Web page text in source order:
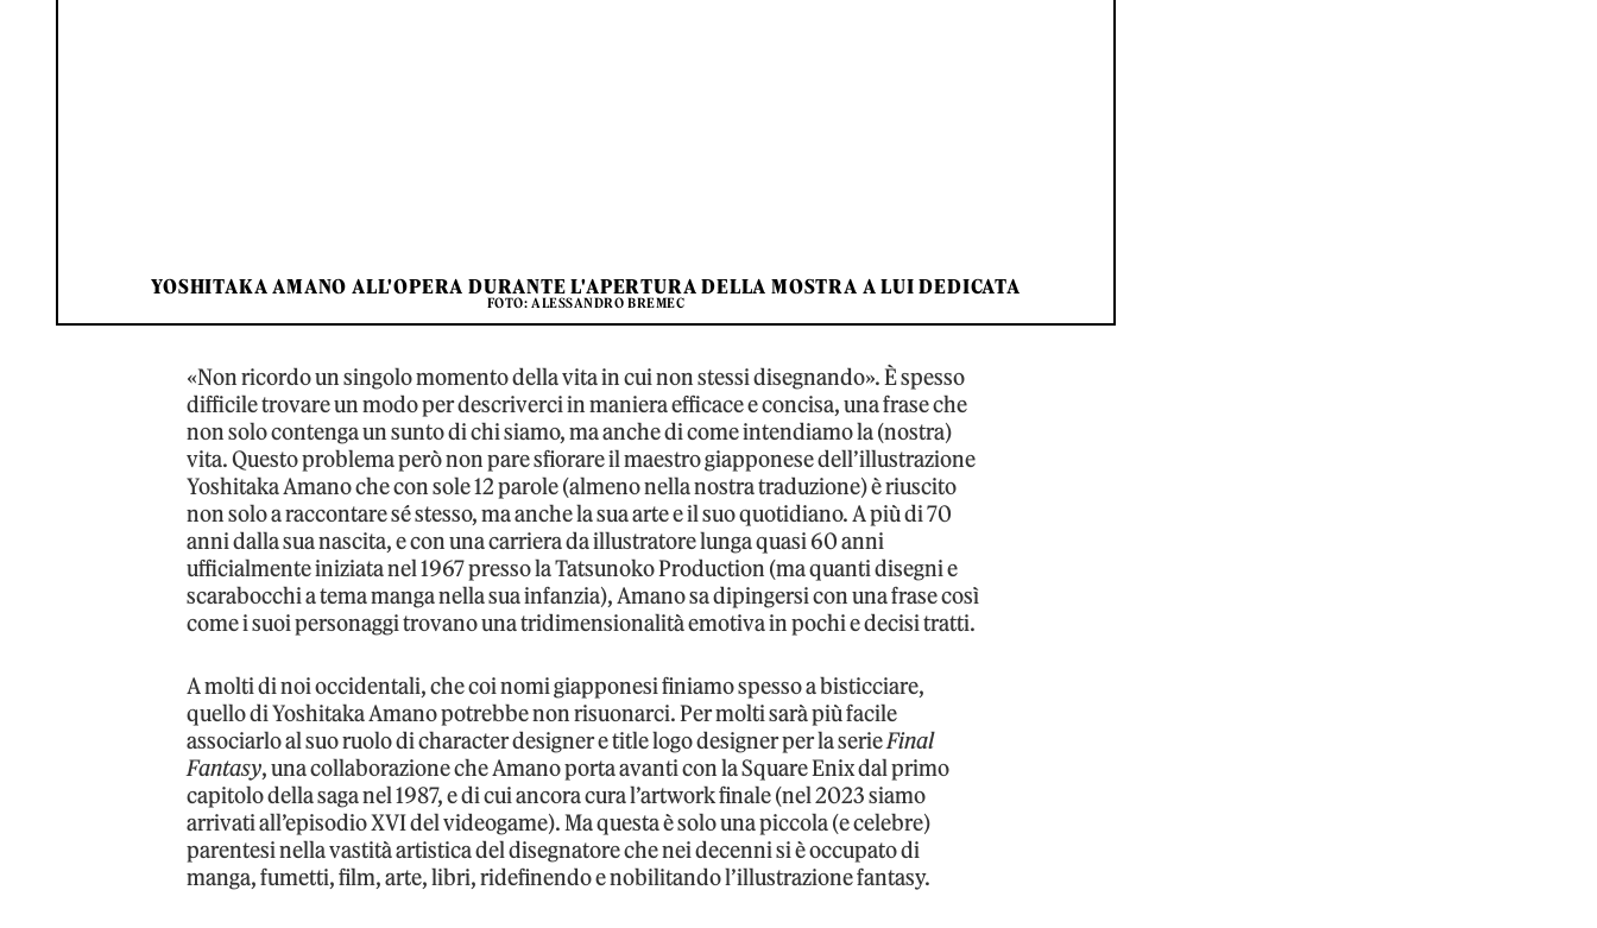
YOSHITAKA AMANO ALL'OPERA DURANTE L'APERTURA DELLA MOSTRA A LUI DEDICATA
FOTO: ALESSANDRO BREMEC
«Non ricordo un singolo momento della vita in cui non stessi disegnando». È spesso
difficile trovare un modo per descriverci in maniera efficace e concisa, una frase che
non solo contenga un sunto di chi siamo, ma anche di come intendiamo la (nostra)
vita. Questo problema però non pare sfiorare il maestro giapponese dell’illustrazione
Yoshitaka Amano che con sole 12 parole (almeno nella nostra traduzione) è riuscito
non solo a raccontare sé stesso, ma anche la sua arte e il suo quotidiano. A più di 70
anni dalla sua nascita, e con una carriera da illustratore lunga quasi 60 anni
ufficialmente iniziata nel 1967 presso la Tatsunoko Production (ma quanti disegni e
scarabocchi a tema manga nella sua infanzia), Amano sa dipingersi con una frase così
come i suoi personaggi trovano una tridimensionalità emotiva in pochi e decisi tratti.
A molti di noi occidentali, che coi nomi giapponesi finiamo spesso a bisticciare,
quello di Yoshitaka Amano potrebbe non risuonarci. Per molti sarà più facile
associarlo al suo ruolo di character designer e title logo designer per la serieFinal
Fantasy, una collaborazione che Amano porta avanti con la Square Enix dal primo
capitolo della saga nel 1987, e di cui ancora cura l’artwork finale (nel 2023 siamo
arrivati all’episodio XVI del videogame). Ma questa è solo una piccola (e celebre)
parentesi nella vastità artistica del disegnatore che nei decenni si è occupato di
manga, fumetti, film, arte, libri, ridefinendo e nobilitando l’illustrazione fantasy.